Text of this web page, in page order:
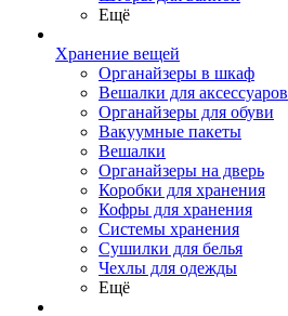
Ещё
Хранение вещей
Органайзеры в шкаф
Вешалки для аксессуаров
Органайзеры для обуви
Вакуумные пакеты
Вешалки
Органайзеры на дверь
Коробки для хранения
Кофры для хранения
Системы хранения
Сушилки для белья
Чехлы для одежды
Ещё